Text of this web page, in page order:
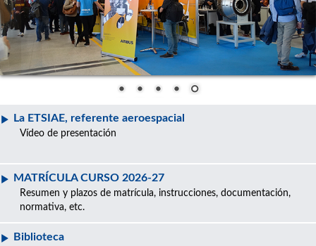
La ETSIAE, referente aeroespacial
Vídeo de presentación
MATRÍCULA CURSO 2026-27
Resumen y plazos de matrícula, instrucciones, documentación,
normativa, etc.
Biblioteca